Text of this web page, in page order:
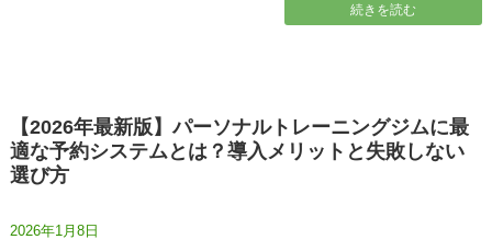
続きを読む
【2026年最新版】パーソナルトレーニングジムに最
適な予約システムとは？導入メリットと失敗しない
選び方
2026年1月8日